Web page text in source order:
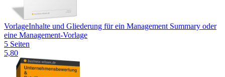
VorlageInhalte und Gliederung für ein Management Summary oder
eine Management-Vorlage
5 Seiten
5,80